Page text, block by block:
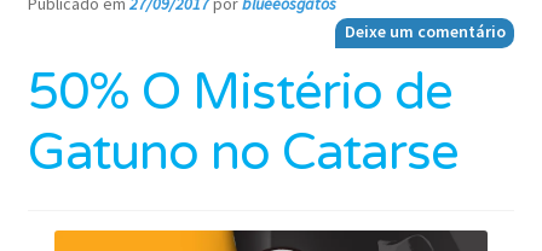
Deixe um comentário
50% O Mistério de
Gatuno no Catarse